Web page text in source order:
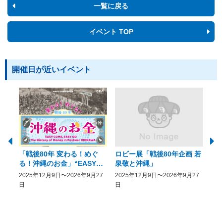
一覧に戻る
イベント TOP
開催日が近いイベント
「戦後80年 変わる！めぐ
る！沖縄のお金」“EASY
COME, EASY GO － The
History of Money in
2025年12月9日〜2026年9月27
日
ロビー展「戦後80年企画 若
泉敬と沖縄」
2025年12月9日〜2026年9月27
日